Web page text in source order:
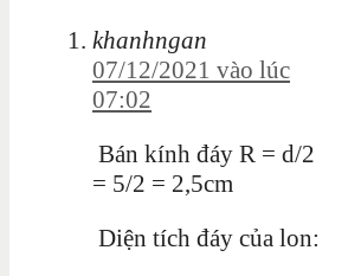
khanhngan
07/12/2021 vào lúc
07:02
Bán kính đáy R = d/2
= 5/2 = 2,5cm
Diện tích đáy của lon: